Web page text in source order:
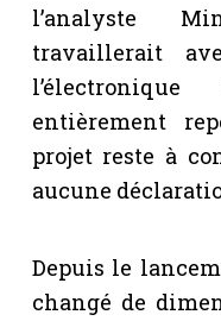
l’analyste
travaillerait
entièrement
projet reste à
aucune
Depuis le
changé de